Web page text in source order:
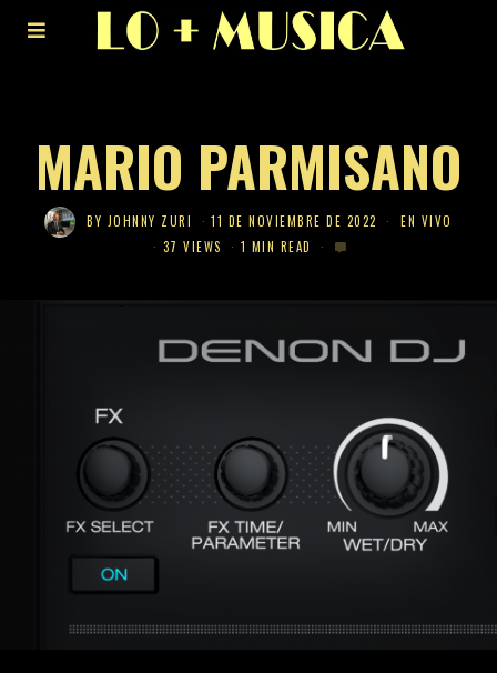
MARIO PARMISANO
BY JOHNNY ZURI 11 DE NOVIEMBRE DE 2022
EN VIVO
37 VIEWS
1 MIN READ